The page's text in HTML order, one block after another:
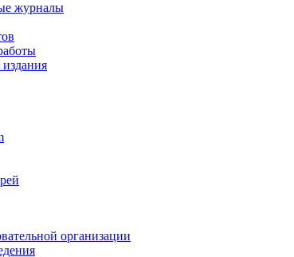
журналы
организации